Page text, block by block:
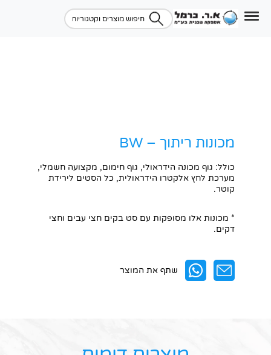
מכונות ריתוך – BW
כולל: גוף מכונה הידראולי, גוף חימום, מקצועה חשמלי,
מערכת לחץ אלקטרו הידראולית, כל הסטים לירידת
קוטר.
* מכונות אלו מסופקות עם סט בקים חצי עבים וחצי
דקים.
שתף את המוצר